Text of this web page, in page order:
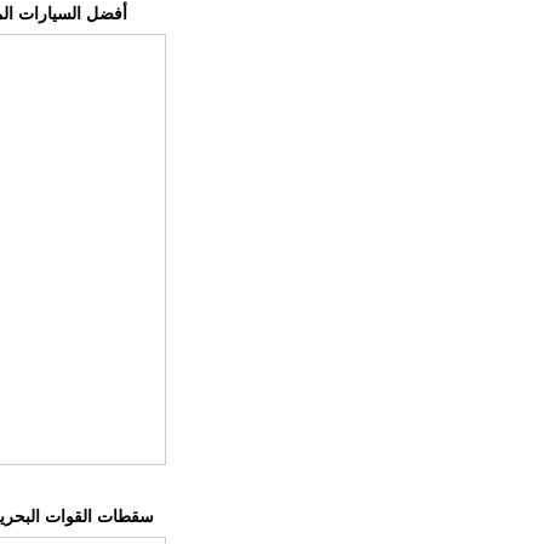
أفضل السيارات
سقطات القوات